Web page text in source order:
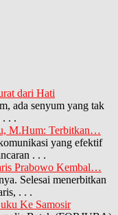
dari Hati
ada senyum yang tak
. . .
M.Hum: Terbitkan…
yang efektif
. . .
Prabowo Kembal…
Selesai menerbitkan
. . .
Ke Samosir